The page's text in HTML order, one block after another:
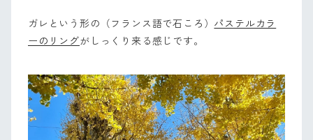
ガレという形の（フランス語で石ころ） パステルカラ
ーのリングがしっくり来る感じです。